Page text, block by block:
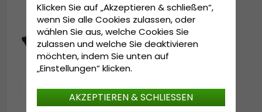
Klicken Sie auf „Akzeptieren & schließen“,
wenn Sie alle Cookies zulassen, oder
wählen Sie aus, welche Cookies Sie
zulassen und welche Sie deaktivieren
möchten, indem Sie unten auf
„Einstellungen“ klicken.
AKZEPTIEREN & SCHLIESSEN